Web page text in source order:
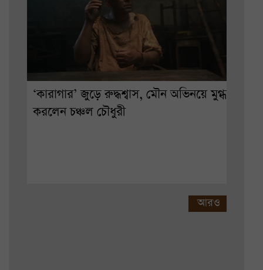
‘কারাগার’ জুড়ে রুদ্ধশ্বাস, মৌন অভিনয়ে মুগ্ধ
করলেন চঞ্চল চৌধুরী
আরও